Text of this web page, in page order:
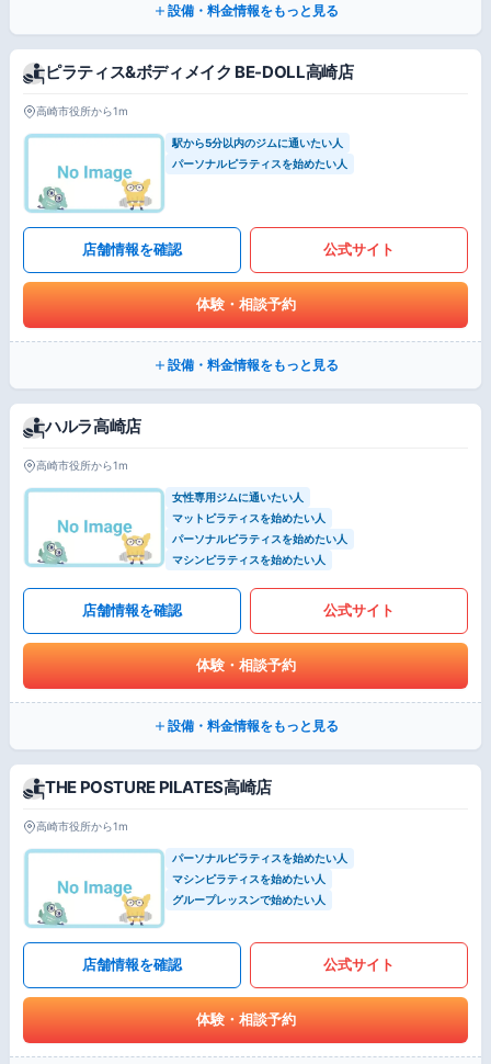
設備・料金情報をもっと見る
ピラティス&ボディメイク BE-DOLL高崎店
高崎市役所から1m
駅から5分以内のジムに通いたい人
パーソナルピラティスを始めたい人
店舗情報を確認 公式サイト
体験・相談予約
設備・料金情報をもっと見る
ハルラ高崎店
高崎市役所から1m
女性専用ジムに通いたい人
マットピラティスを始めたい人
パーソナルピラティスを始めたい人
マシンピラティスを始めたい人
店舗情報を確認 公式サイト
体験・相談予約
設備・料金情報をもっと見る
THE POSTURE PILATES高崎店
高崎市役所から1m
パーソナルピラティスを始めたい人
マシンピラティスを始めたい人
グループレッスンで始めたい人
店舗情報を確認 公式サイト
体験・相談予約